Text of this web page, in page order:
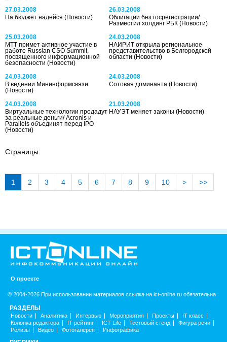
27.03.2008
На бюджет надейся (Новости)
26.03.2008
Облигации без госрегистрации/
Разместил холдинг РБК(Новости)
25.03.2008
МТТ примет активное участие в
работе Russian CSO Summit,
посвященного информационной
безопасности (Новости)
24.03.2008
НАИРИТ открыла региональное
представительство в Белгородской
области(Новости)
24.03.2008
В ведении Мининформсвязи
(Новости)
24.03.2008
Сотовая доминанта(Новости)
24.03.2008
Виртуальные технологии продадут
за реальные деньги/ Acronis и
Parallels объединят перед IPO
(Новости)
21.03.2008
НАУЭТ меняет законы(Новости)
Страницы:
1 2 3 4 5 6 7 8 9 10 > >>
О проекте
© 2004-2026 При использовании материалов ссылка на ict-online.ru обязательна
РАЗДЕЛЫ
Новости Аналитика Интервью Мероприятия Проекты
IT класс
Колонка редактора
IT рейтинг ICT Life Тестовый стенд
Фигура речи
Релизы
Видео Фотогалерея Инфографика